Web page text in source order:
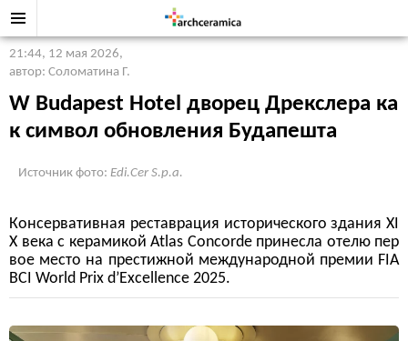
21:44, 12 мая 2026,
автор: Соломатина Г.
W Budapest Hotel дворец Дрекслера ка
к символ обновления Будапешта
Источник фото: Edi.Cer S.p.a.
Консервативная реставрация исторического здания XI
X века с керамикой Atlas Concorde принесла отелю пер
вое место на престижной международной премии FIA
BCI World Prix d’Excellence 2025.